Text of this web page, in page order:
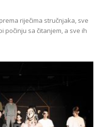
riječima stručnjaka, sve
počinju sa čitanjem, a sve ih